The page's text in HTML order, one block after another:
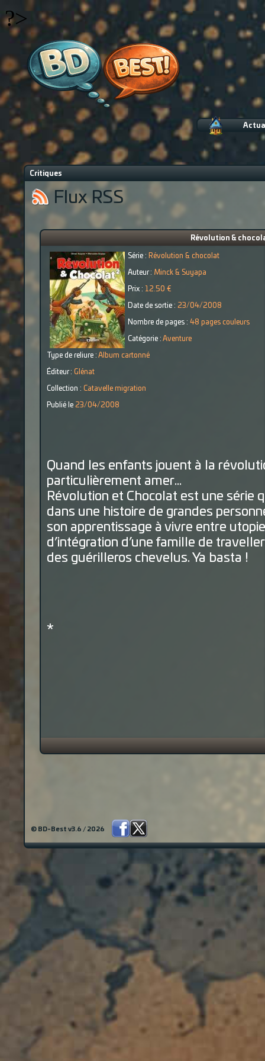
?>
Critiques
Flux RSS
Révolution &
Série : Révolution & chocolat
Auteur : Minck & Suyapa
Prix : 12.50 €
Date de sortie : 23/04/2008
Nombre de pages : 48 pages couleurs
Catégorie : Aventure
Type de reliure : Album cartonné
Éditeur : Glénat
Collection : Catavelle migration
Publié le 23/04/2008
Quand les enfants jouent à la
particulièrement amer…
Révolution et Chocolat est une série
dans une histoire de grandes
son apprentissage à vivre entre
d’intégration d’une famille de
des guérilleros chevelus. Ya basta !
*
© BD-Best v3.6 / 2026